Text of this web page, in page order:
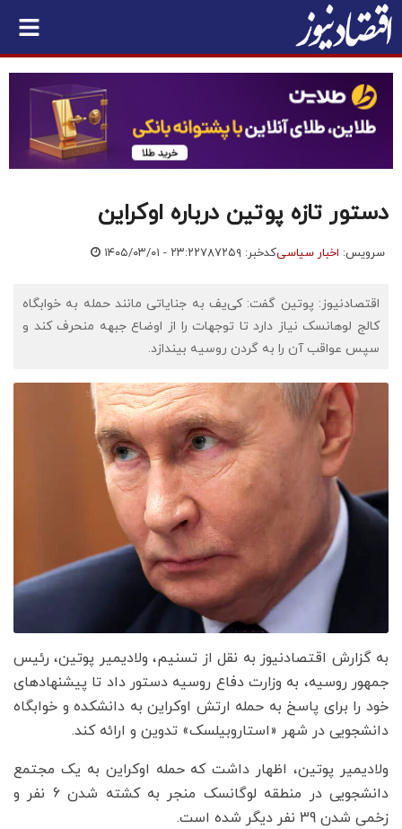
دستور تازه پوتین درباره اوکراین
سرویس: اخبار سیاسیکدخبر: ۷۸۷۲۵۹ ۱۴۰۵/۰۳/۰۱ - ۲۳:۲۲
اقتصادنیوز: پوتین گفت: کی‌یف به جنایاتی مانند حمله به خوابگاه
کالج لوهانسک نیاز دارد تا توجهات را از اوضاع جبهه منحرف کند و
سپس عواقب آن را به گردن روسیه بیندازد.
به گزارش اقتصادنیوز به نقل از تسنیم، ولادیمیر پوتین، رئیس
جمهور روسیه، به وزارت دفاع روسیه دستور داد تا پیشنهادهای
خود را برای پاسخ به حمله ارتش اوکراین به دانشکده و خوابگاه
دانشجویی در شهر «استاروبیلسک» تدوین و ارائه کند.
ولادیمیر پوتین، اظهار داشت که حمله اوکراین به یک مجتمع
دانشجویی در منطقه لوگانسک منجر به کشته شدن 6 نفر و
زخمی شدن 39 نفر دیگر شده است.